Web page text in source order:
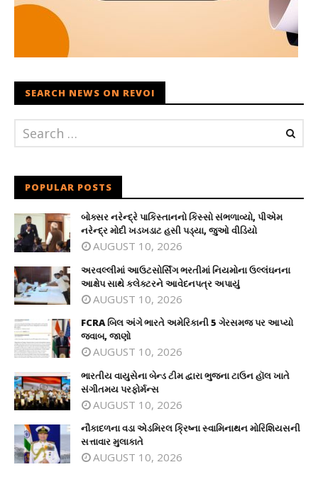
SEARCH NEWS ON REVOI
POPULAR POSTS
બોક્સર નરેન્દ્રે પાકિસ્તાનનો કિસ્સો સંભળાવ્યો, પીએમ
નરેન્દ્ર મોદી ખડખડાટ હસી પડ્યા, જુઓ વીડિયો
AUGUST 10, 2026
અરવલ્લીમાં આઉટસોર્સિંગ ભરતીમાં નિયમોના ઉલ્લંઘનના
આક્ષેપ સાથે કલેક્ટરને આવેદનપત્ર અપાયું
AUGUST 10, 2026
FCRA બિલ અંગે ભારતે અમેરિકાની 5 ગેરસમજ પર આપ્યો
જવાબ, જાણો
AUGUST 10, 2026
ભારતીય વાયુસેના બેન્ડ ટીમ દ્વારા ભુજના ટાઉન હૉલ ખાતે
સંગીતમય પરફોર્મન્સ
AUGUST 10, 2026
નૌકાદળના વડા એડમિરલ ક્રિષ્ના સ્વામિનાથન મોરિશિયસની
સત્તાવાર મુલાકાતે
AUGUST 10, 2026